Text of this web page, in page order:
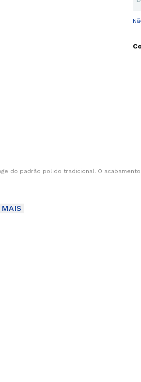
do padrão polido tradicional. O
no uso.